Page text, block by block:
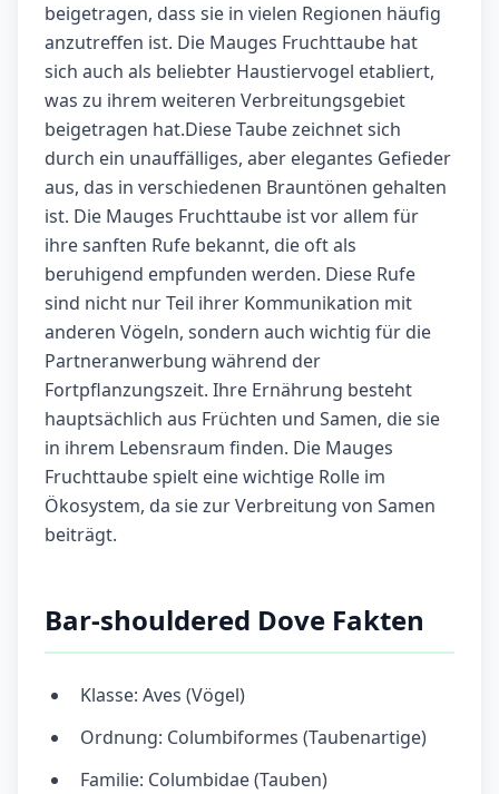
beigetragen, dass sie in vielen Regionen häufig
anzutreffen ist. Die Mauges Fruchttaube hat
sich auch als beliebter Haustiervogel etabliert,
was zu ihrem weiteren Verbreitungsgebiet
beigetragen hat.Diese Taube zeichnet sich
durch ein unauffälliges, aber elegantes Gefieder
aus, das in verschiedenen Brauntönen gehalten
ist. Die Mauges Fruchttaube ist vor allem für
ihre sanften Rufe bekannt, die oft als
beruhigend empfunden werden. Diese Rufe
sind nicht nur Teil ihrer Kommunikation mit
anderen Vögeln, sondern auch wichtig für die
Partneranwerbung während der
Fortpflanzungszeit. Ihre Ernährung besteht
hauptsächlich aus Früchten und Samen, die sie
in ihrem Lebensraum finden. Die Mauges
Fruchttaube spielt eine wichtige Rolle im
Ökosystem, da sie zur Verbreitung von Samen
beiträgt.
Bar-shouldered Dove Fakten
Klasse: Aves (Vögel)
Ordnung: Columbiformes (Taubenartige)
Familie: Columbidae (Tauben)